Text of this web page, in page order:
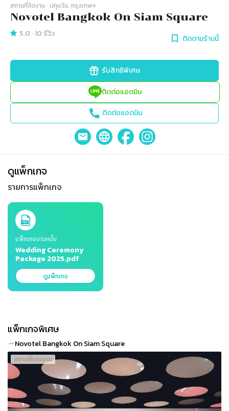
สถานที่จัดงาน · ปทุมวัน, กรุงเทพฯ
Novotel Bangkok On Siam Square
5.0 ·10 รีวิว ติดตามร้านนี้
รับสิทธิพิเศษ
ติดต่อแอดมิน
ติดต่อแอดมิน
ดูแพ็กเกจ
รายการแพ็กเกจ
Slide 1 of 1
แพ็กเกจงานหมั้น
Wedding Ceremony
Package 2025.pdf
ดูแพ็กเกจ
แพ็กเกจพิเศษ
Novotel Bangkok On Siam Square
สถานที่แต่งงาน